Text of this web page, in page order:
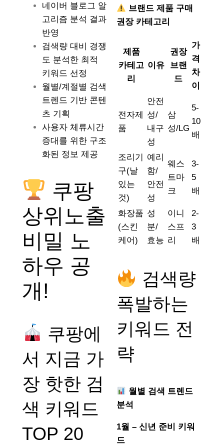
네이버 블로그 알
고리즘 분석 결과
반영
검색량 대비 경쟁
도 분석한 최적
키워드 선정
월별/계절별 검색
트렌드 기반 콘텐
츠 기획
사용자 체류시간
증대를 위한 구조
화된 정보 제공
쿠팡
상위노출
비밀 노
하우 공
개!
쿠팡에
서 지금 가
장 핫한 검
색 키워드
TOP 20
브랜드 제품 구매
권장 카테고리
제품
카테고
리
이유
권장
브랜
드
가
격
차
이
전자제
품
안전
성/
내구
성
삼
성/LG
5-
10
배
조리기
구(날
있는
것)
예리
함/
안전
성
웨스
트마
크
3-
5
배
화장품
(스킨
케어)
성
분/
효능
이니
스프
리
2-
3
배
검색량
폭발하는
키워드 전
략
월별 검색 트렌드
분석
1월 – 신년 준비 키워
드